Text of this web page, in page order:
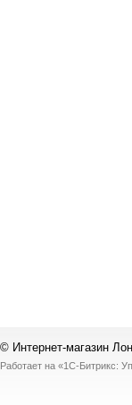
© Интернет-магазин
Работает на «1С-Битрикс: